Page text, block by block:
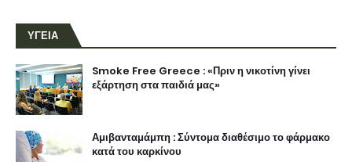
ΥΓΕΙΑ
Smoke Free Greece : «Πριν η νικοτίνη γίνει
εξάρτηση στα παιδιά μας»
Αμιβανταμάμπη : Σύντομα διαθέσιμο το φάρμακο
κατά του καρκίνου